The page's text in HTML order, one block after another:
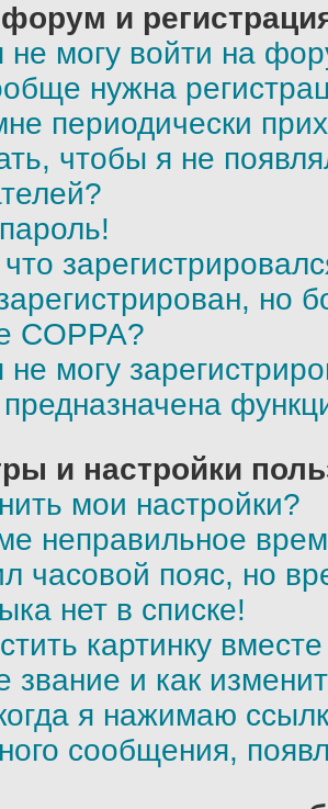
и
не могу войти на
нужна
периодически
чтобы я не
но
COPPA?
могу
и настройки
мои настройки?
неправильное
часовой пояс, но
нет в списке!
картинку
звание и как
я нажимаю
сообщения,